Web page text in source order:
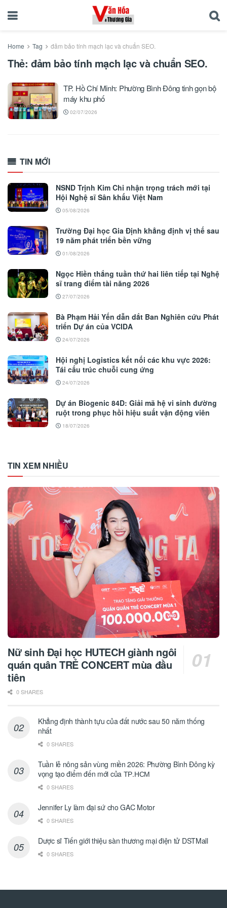
Home Tag đảm bảo tính mạch lạc và chuẩn SEO.
Thẻ: đảm bảo tính mạch lạc và chuẩn SEO.
TP. Hồ Chí Minh: Phường Bình Đông tinh gọn bộ
máy khu phố
02/07/2026
TIN MỚI
NSND Trịnh Kim Chi nhận trọng trách mới tại
Hội Nghệ sĩ Sân khấu Việt Nam
05/08/2026
Trường Đại học Gia Định khẳng định vị thế sau
19 năm phát triển bền vững
01/08/2026
Ngọc Hiền thắng tuần thứ hai liên tiếp tại Nghệ
sĩ trang điểm tài năng 2026
27/07/2026
Bà Phạm Hải Yến dẫn dắt Ban Nghiên cứu Phát
triển Dự án của VCIDA
24/07/2026
Hội nghị Logistics kết nối các khu vực 2026:
Tái cấu trúc chuỗi cung ứng
24/07/2026
Dự án Biogenic 84D: Giải mã hệ vi sinh đường
ruột trong phục hồi hiệu suất vận động viên
18/07/2026
TIN XEM NHIỀU
Nữ sinh Đại học HUTECH giành ngôi
quán quân TRẺ CONCERT mùa đầu
tiên
0 SHARES
Khẳng định thành tựu của đất nước sau 50 năm thống
nhất
0 SHARES
Tuần lễ nông sản vùng miền 2026: Phường Bình Đông kỳ
vọng tạo điểm đến mới của ТР.НСМ
0 SHARES
Jennifer Ly làm đại sứ cho GAC Motor
0 SHARES
Dược sĩ Tiến giới thiệu sàn thương mại điện tử DSTMall
0 SHARES